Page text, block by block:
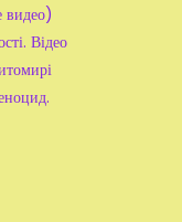
видео)
Відео